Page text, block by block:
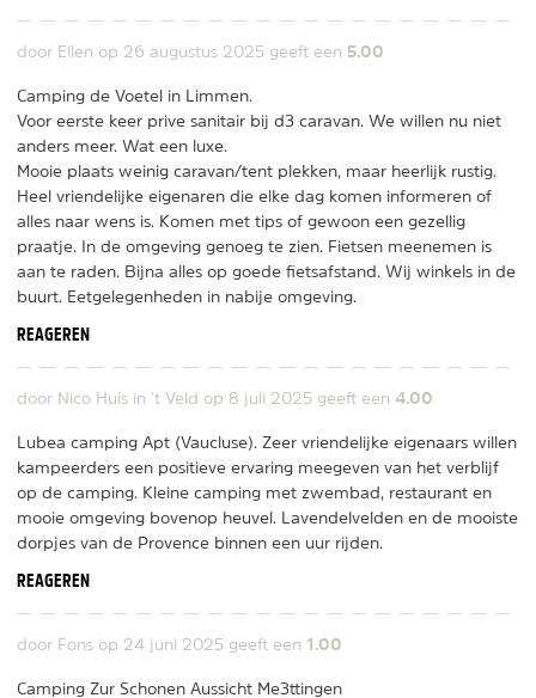
door Ellen op 26 augustus 2025 geeft een 5.00
Camping de Voetel in Limmen.
Voor eerste keer prive sanitair bij d3 caravan. We willen nu niet
anders meer. Wat een luxe.
Mooie plaats weinig caravan/tent plekken, maar heerlijk rustig.
Heel vriendelijke eigenaren die elke dag komen informeren of
alles naar wens is. Komen met tips of gewoon een gezellig
praatje. In de omgeving genoeg te zien. Fietsen meenemen is
aan te raden. Bijna alles op goede fietsafstand. Wij winkels in de
buurt. Eetgelegenheden in nabije omgeving.
REAGEREN
door Nico Huis in 't Veld op 8 juli 2025 geeft een 4.00
Lubea camping Apt (Vaucluse). Zeer vriendelijke eigenaars willen
kampeerders een positieve ervaring meegeven van het verblijf
op de camping. Kleine camping met zwembad, restaurant en
mooie omgeving bovenop heuvel. Lavendelvelden en de mooiste
dorpjes van de Provence binnen een uur rijden.
REAGEREN
door Fons op 24 juni 2025 geeft een 1.00
Camping Zur Schonen Aussicht Me3ttingen